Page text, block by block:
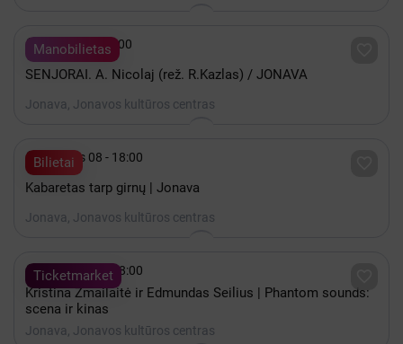
Manobilietas
 Spalis 07 - 18:00
SENJORAI. A. Nicolaj (rež. R.Kazlas) / JONAVA
Jonava, Jonavos kultūros centras
Bilietai
 Gruodis 08 - 18:00
Kabaretas tarp girnų | Jonava
Jonava, Jonavos kultūros centras
Ticketmarket
 Gruodis 19 - 18:00
Kristina Zmailaitė ir Edmundas Seilius | Phantom sounds:
scena ir kinas
Jonava, Jonavos kultūros centras